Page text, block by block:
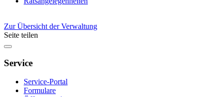
Zur Übersicht der Verwaltung
Seite teilen
Service
Service-Portal
Formulare